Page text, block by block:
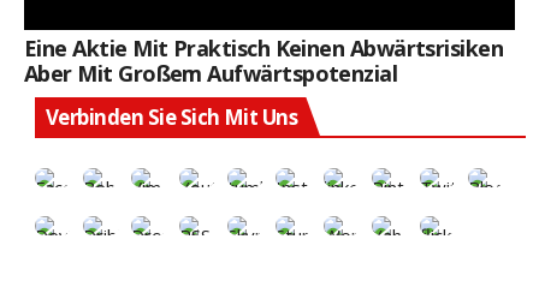
Eine Aktie Mit Praktisch Keinen Abwärtsrisiken
Aber Mit Großem Aufwärtspotenzial
Verbinden Sie Sich Mit Uns